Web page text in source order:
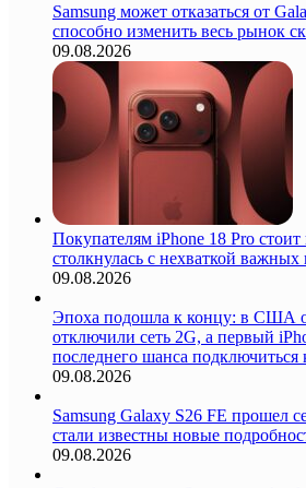
Samsung может отказаться от
способно изменить весь рынок
09.08.2026
Покупателям iPhone 18 Pro
столкнулась с нехваткой важных
09.08.2026
Эпоха подошла к концу: в США
отключили сеть 2G, а первый
последнего шанса подключиться
09.08.2026
Samsung Galaxy S26 FE прошел
стали известны новые
09.08.2026